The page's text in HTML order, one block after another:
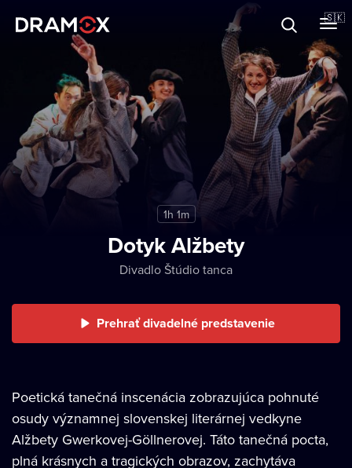
🇸🇰
Darčekové poukazy
Zaregistrujte sa
1h 1m
Dotyk Alžbety
Divadlo Štúdio tanca
Prehrať divadelné predstavenie
Poetická tanečná inscenácia zobrazujúca pohnuté
osudy významnej slovenskej literárnej vedkyne
Alžbety Gwerkovej-Göllnerovej. Táto tanečná pocta,
plná krásnych a tragických obrazov, zachytáva